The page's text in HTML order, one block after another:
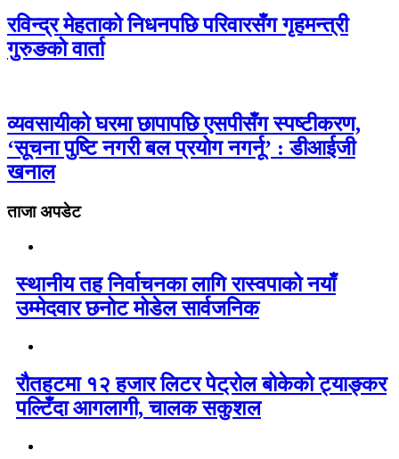
रविन्द्र मेहताको निधनपछि परिवारसँग गृहमन्त्री
गुरुङको वार्ता
व्यवसायीको घरमा छापापछि एसपीसँग स्पष्टीकरण,
‘सूचना पुष्टि नगरी बल प्रयोग नगर्नू’ : डीआईजी
खनाल
ताजा अपडेट
स्थानीय तह निर्वाचनका लागि रास्वपाको नयाँ
उम्मेदवार छनोट मोडेल सार्वजनिक
रौतहटमा १२ हजार लिटर पेट्रोल बोकेको ट्याङ्कर
पल्टिँदा आगलागी, चालक सकुशल